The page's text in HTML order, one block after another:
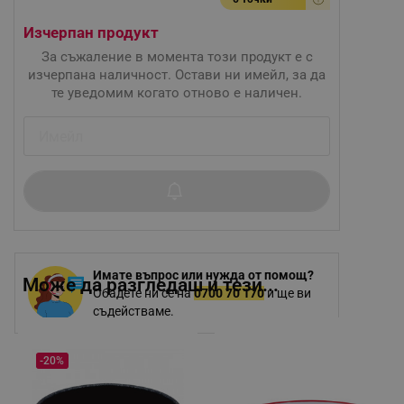
Имате въпрос или нужда от помощ?
Обадете ни се на0700 70 170и ще ви
съдействаме.
Изчерпан продукт
За съжаление в момента този продукт е с
изчерпана наличност. Остави ни имейл, за да
те уведомим когато отново е наличен.
Може да разгледаш и тези...
-20%